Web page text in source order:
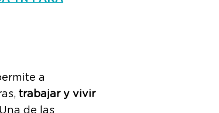
a
trabajar y vivir
Una de las